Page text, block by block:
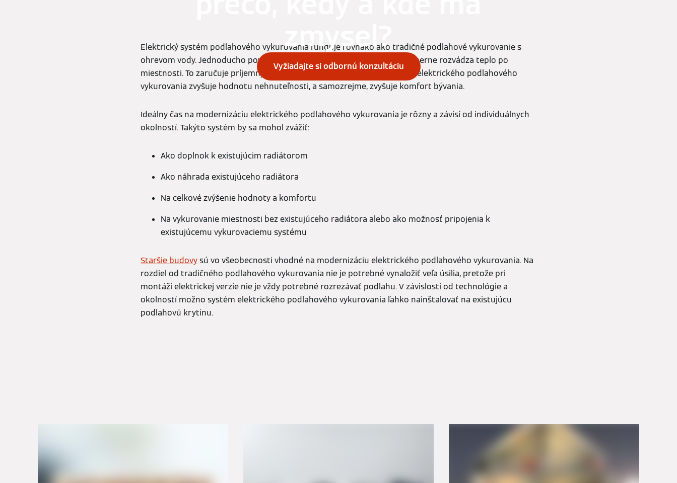
zmysel?
Vyžiadajte si odbornú konzultáciu
Elektrický systém podlahového vykurovania funguje rovnako ako tradičné podlahové vykurovanie s
ohrevom vody. Jednoducho povedané, ide o veľkýradiátor
, ktorý rovnomerne rozvádza teplo po
miestnosti. To zaručuje príjemný pocit tepla. Inštalácia tradičného alebo elektrického podlahového
vykurovania zvyšuje hodnotu nehnuteľnosti, a samozrejme, zvyšuje komfort bývania.
Ideálny čas na modernizáciu elektrického podlahového vykurovania je rôzny a závisí od individuálnych
okolností. Takýto systém by sa mohol zvážiť:
Ako doplnok k existujúcim radiátorom
Ako náhrada existujúceho radiátora
Na celkové zvýšenie hodnoty a komfortu
Na vykurovanie miestnosti bez existujúceho radiátora alebo ako možnosť pripojenia k
existujúcemu vykurovaciemu systému
Staršie budovysú vo všeobecnosti vhodné na modernizáciu elektrického podlahového vykurovania. Na
rozdiel od tradičného podlahového vykurovania nie je potrebné vynaložiť veľa úsilia, pretože pri
montáži elektrickej verzie nie je vždy potrebné rozrezávať podlahu. V závislosti od technológie a
okolností možno systém elektrického podlahového vykurovania ľahko nainštalovať na existujúcu
podlahovú krytinu.